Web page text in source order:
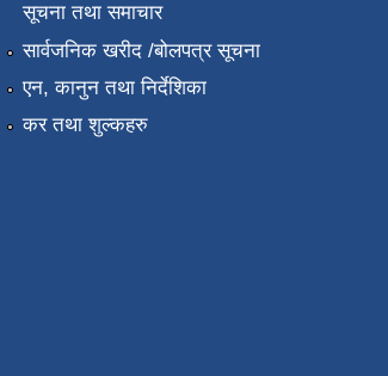
सूचना तथा समाचार
सार्वजनिक खरीद /बोलपत्र सूचना
एन, कानुन तथा निर्देशिका
कर तथा शुल्कहरु